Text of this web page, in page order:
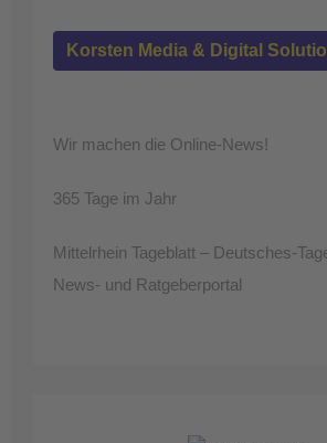
Korsten Media & Digital
Wir machen die Online-News!
365 Tage im Jahr
Mittelrhein Tageblatt – Deutsches-
News- und Ratgeberportal